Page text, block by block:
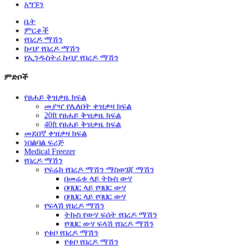
አግኙን
ቤት
ምርቶች
የበረዶ ማሽን
ኩባያ የበረዶ ማሽን
የኢንዱስትሪ ኩባያ የበረዶ ማሽን
ምድቦች
የፀሐይ ቅዝቃዜ ክፍል
መያዣ የሌለበት ቀዝቃዛ ክፍል
20ft የፀሐይ ቅዝቃዜ ክፍል
40ft የፀሐይ ቅዝቃዜ ክፍል
መደበኛ ቀዝቃዛ ክፍል
ነበልባል ፍሪጅ
Medical Freezer
የበረዶ ማሽን
የፍሬክ የበረዶ ማሽን ማስወገጃ ማሽን
በመሬቱ ላይ ትኩስ ውሃ
በባህር ላይ የባህር ውሃ
በባህር ላይ የባህር ውሃ
የፍላሽ የበረዶ ማሽን
ትኩስ የውሃ ፍሰት የበረዶ ማሽን
የባህር ውሃ ፍላሽ የበረዶ ማሽን
የቱቦ የበረዶ ማሽን
የቱቦ የበረዶ ማሽን